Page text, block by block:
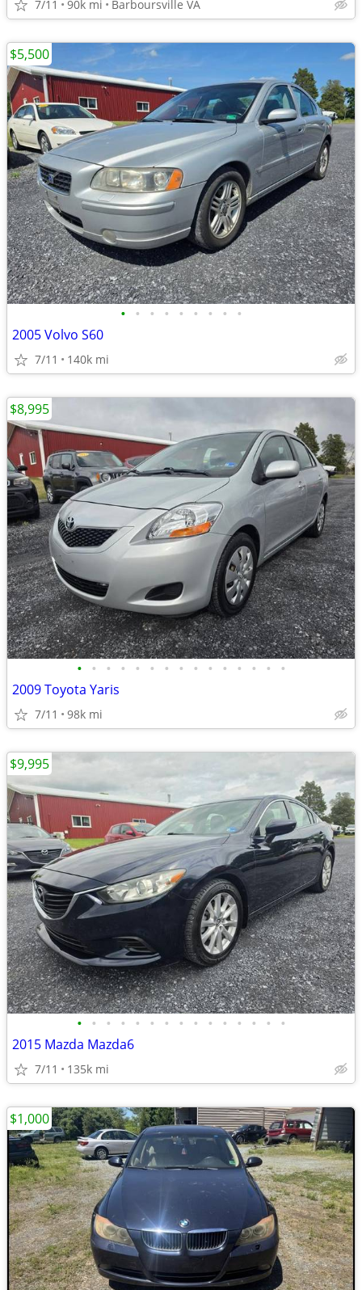
7/11 90k mi Barboursville VA
• • • • • • • • •
2005 Volvo S60
7/11 140k mi
$5,500
• • • • • • • • • • • • • • •
2009 Toyota Yaris
7/11 98k mi
$8,995
• • • • • • • • • • • • • • •
2015 Mazda Mazda6
7/11 135k mi
$9,995
$1,000